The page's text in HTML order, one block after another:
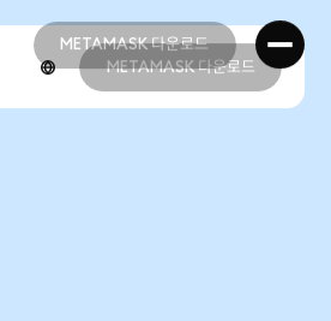
METAMASK 다운로드
METAMASK 다운로드
METAMASK 다운로드